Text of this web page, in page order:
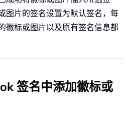
图片的签名设置为默认签名，每
徽标或图片以及原有签名信息都
签名中添加徽标或